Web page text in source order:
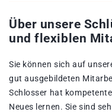
Über unsere
und flexiblen
Sie können sich auf
gut ausgebildeten
Schlosser hat
Neues lernen. Sie sind